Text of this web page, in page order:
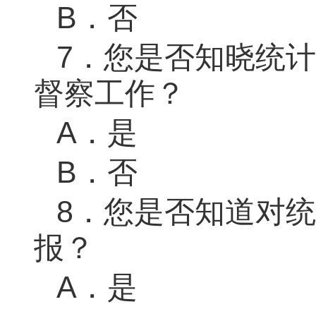
B．否
7． 您是否知晓统
督察工作？
A．是
B．否
8． 您是否知道对
报？
A．是